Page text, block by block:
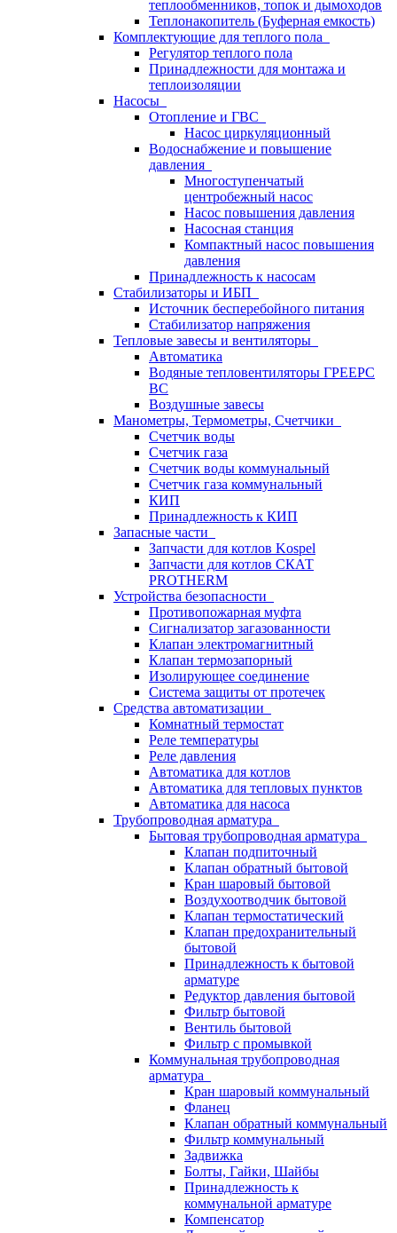
теплообменников, топок и дымоходов
Теплонакопитель (Буферная емкость)
Комплектующие для теплого пола
Регулятор теплого пола
Принадлежности для монтажа и
теплоизоляции
Насосы
Отопление и ГВС
Насос циркуляционный
Водоснабжение и повышение
давления
Многоступенчатый
центробежный насос
Насос повышения давления
Насосная станция
Компактный насос повышения
давления
Принадлежность к насосам
Стабилизаторы и ИБП
Источник бесперебойного питания
Стабилизатор напряжения
Тепловые завесы и вентиляторы
Автоматика
Водяные тепловентиляторы ГРЕЕРС
ВС
Воздушные завесы
Манометры, Термометры, Счетчики
Счетчик воды
Счетчик газа
Счетчик воды коммунальный
Счетчик газа коммунальный
КИП
Принадлежность к КИП
Запасные части
Запчасти для котлов Kospel
Запчасти для котлов СКАТ
PROTHERM
Устройства безопасности
Противопожарная муфта
Сигнализатор загазованности
Клапан электромагнитный
Клапан термозапорный
Изолирующее соединение
Система защиты от протечек
Средства автоматизации
Комнатный термостат
Реле температуры
Реле давления
Автоматика для котлов
Автоматика для тепловых пунктов
Автоматика для насоса
Трубопроводная арматура
Бытовая трубопроводная арматура
Клапан подпиточный
Клапан обратный бытовой
Кран шаровый бытовой
Воздухоотводчик бытовой
Клапан термостатический
Клапан предохранительный
бытовой
Принадлежность к бытовой
арматуре
Редуктор давления бытовой
Фильтр бытовой
Вентиль бытовой
Фильтр с промывкой
Коммунальная трубопроводная
арматура
Кран шаровый коммунальный
Фланец
Клапан обратный коммунальный
Фильтр коммунальный
Задвижка
Болты, Гайки, Шайбы
Принадлежность к
коммунальной арматуре
Компенсатор